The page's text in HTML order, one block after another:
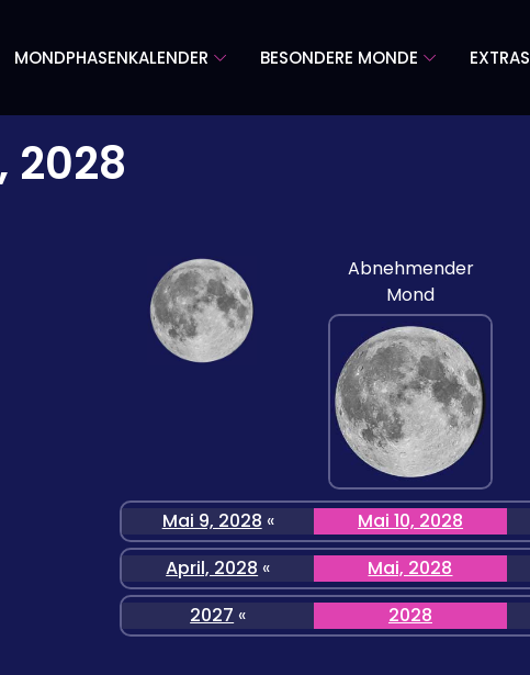
MONDPHASENKALENDER BESONDERE MONDE EXTRAS
2028
Abnehmender
Mond
Mai 9, 2028 « Mai 10, 2028
April, 2028 « Mai, 2028
2027 « 2028